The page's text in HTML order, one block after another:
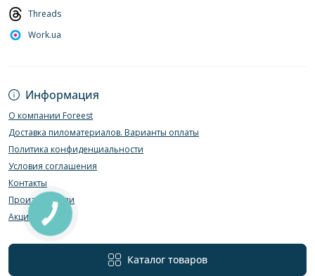
Информация
О компании Foreest
Доставка пиломатериалов. Варианты оплаты
Политика конфиденциальности
Условия соглашения
Контакты
Производители
Акции
Каталог товаров
Threads
Work.ua